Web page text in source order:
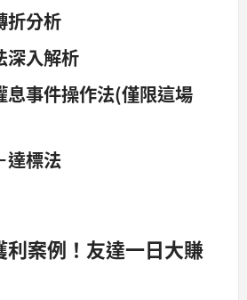
折分析
深入解析
息事件操作法(僅限這場
達標法
利案例！友達一日大賺